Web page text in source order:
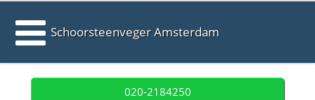
Schoorsteenveger Amsterdam
020-2184250